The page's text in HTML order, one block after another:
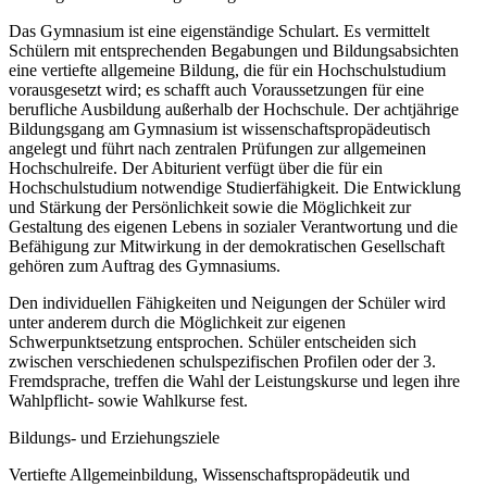
Das Gymnasium ist eine eigenständige Schulart. Es vermittelt
Schülern mit entsprechenden Begabungen und Bildungsabsichten
eine vertiefte allgemeine Bildung, die für ein Hochschulstudium
vorausgesetzt wird; es schafft auch Voraussetzungen für eine
berufliche Ausbildung außerhalb der Hochschule. Der achtjährige
Bildungsgang am Gymnasium ist wissenschaftspropädeutisch
angelegt und führt nach zentralen Prüfungen zur allgemeinen
Hochschulreife. Der Abiturient verfügt über die für ein
Hochschulstudium notwendige Studierfähigkeit. Die Entwicklung
und Stärkung der Persönlichkeit sowie die Möglichkeit zur
Gestaltung des eigenen Lebens in sozialer Verantwortung und die
Befähigung zur Mitwirkung in der demokratischen Gesellschaft
gehören zum Auftrag des Gymnasiums.
Den individuellen Fähigkeiten und Neigungen der Schüler wird
unter anderem durch die Möglichkeit zur eigenen
Schwerpunktsetzung entsprochen. Schüler entscheiden sich
zwischen verschiedenen schulspezifischen Profilen oder der 3.
Fremdsprache, treffen die Wahl der Leistungskurse und legen ihre
Wahlpflicht- sowie Wahlkurse fest.
Bildungs- und Erziehungsziele
Vertiefte Allgemeinbildung, Wissenschaftspropädeutik und